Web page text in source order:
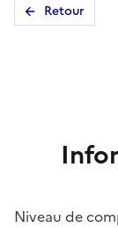
Retour
Niveau de